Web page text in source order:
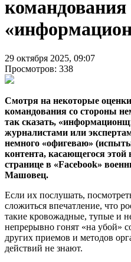
29 октября 2025, 09:07
Просмотров: 338
Смотря на некоторые
командования со стороны
так сказать,
журналистами или
немного «офигеваю»
контента, касающегося
странице в «Facebook»
Машовец.
Если их послушать,
сложиться впечатление, что
такие кровожадные, тупые и
непрерывно гонят «на убой»
других приемов и методов
действий не знают.